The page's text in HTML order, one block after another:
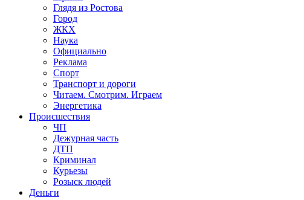
Глядя из Ростова
Город
ЖКХ
Наука
Официально
Реклама
Спорт
Транспорт и дороги
Читаем. Смотрим. Играем
Энергетика
Происшествия
ЧП
Дежурная часть
ДТП
Криминал
Курьезы
Розыск людей
Деньги